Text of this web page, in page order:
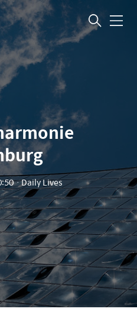
메
ㆍDaily Lives